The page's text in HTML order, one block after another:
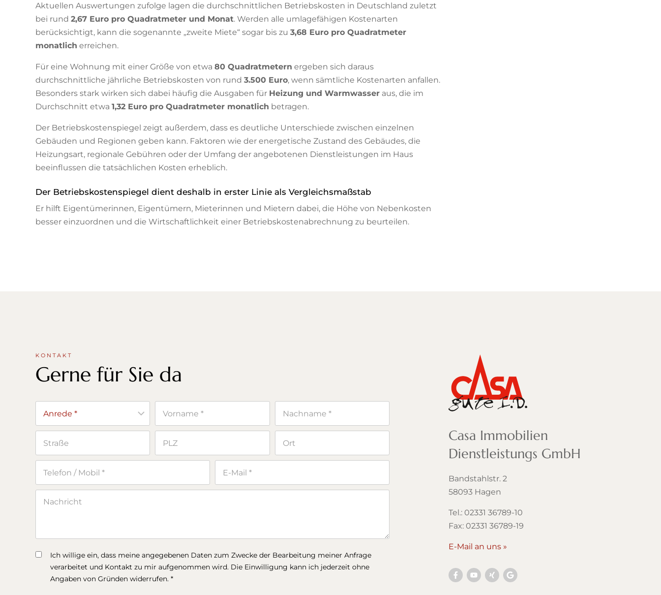
Aktuellen Auswertungen zufolge lagen die durchschnittlichen Betriebskosten in Deutschland zuletzt
bei rund 2,67 Euro pro Quadratmeter und Monat. Werden alle umlagefähigen Kostenarten
berücksichtigt, kann die sogenannte „zweite Miete“ sogar bis zu 3,68 Euro pro Quadratmeter
monatlich erreichen.
Für eine Wohnung mit einer Größe von etwa 80 Quadratmetern ergeben sich daraus
durchschnittliche jährliche Betriebskosten von rund 3.500 Euro, wenn sämtliche Kostenarten anfallen.
Besonders stark wirken sich dabei häufig die Ausgaben für Heizung und Warmwasser aus, die im
Durchschnitt etwa 1,32 Euro pro Quadratmeter monatlich betragen.
Der Betriebskostenspiegel zeigt außerdem, dass es deutliche Unterschiede zwischen einzelnen
Gebäuden und Regionen geben kann. Faktoren wie der energetische Zustand des Gebäudes, die
Heizungsart, regionale Gebühren oder der Umfang der angebotenen Dienstleistungen im Haus
beeinflussen die tatsächlichen Kosten erheblich.
Der Betriebskostenspiegel dient deshalb in erster Linie als Vergleichsmaßstab
Er hilft Eigentümerinnen, Eigentümern, Mieterinnen und Mietern dabei, die Höhe von Nebenkosten
besser einzuordnen und die Wirtschaftlichkeit einer Betriebskostenabrechnung zu beurteilen.
KONTAKT
Gerne für Sie da
Ich willige ein, dass meine angegebenen Daten zum Zwecke der Bearbeitung meiner Anfrage
verarbeitet und Kontakt zu mir aufgenommen wird. Die Einwilligung kann ich jederzeit ohne
Angaben von Gründen widerrufen. *
Casa Immobilien
Dienstleistungs GmbH
Bandstahlstr. 2
58093 Hagen
Tel.: 02331 36789-10
Fax: 02331 36789-19
E-Mail an uns »